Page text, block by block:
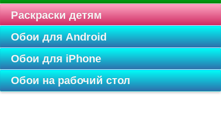
Раскраски детям
Обои для Android
Обои для iPhone
Обои на рабочий стол